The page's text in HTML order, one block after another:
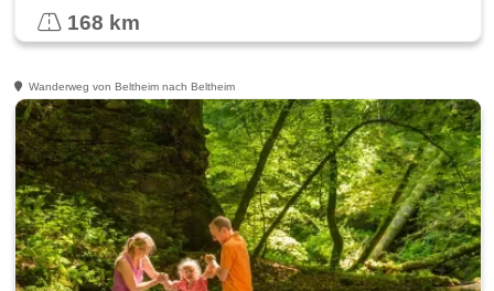
168 km
Wanderweg von Beltheim nach Beltheim